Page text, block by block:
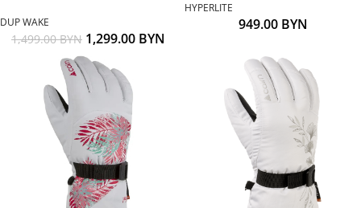
DUP WAKE
1,499.00BYN 1,299.00 BYN
HYPERLITE
949.00 BYN